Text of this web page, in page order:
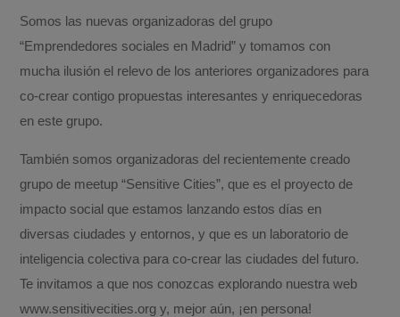
Somos las nuevas organizadoras del grupo
“Emprendedores sociales en Madrid” y tomamos con
mucha ilusión el relevo de los anteriores organizadores para
co-crear contigo propuestas interesantes y enriquecedoras
en este grupo.
También somos organizadoras del recientemente creado
grupo de meetup “Sensitive Cities”, que es el proyecto de
impacto social que estamos lanzando estos días en
diversas ciudades y entornos, y que es un laboratorio de
inteligencia colectiva para co-crear las ciudades del futuro.
Te invitamos a que nos conozcas explorando nuestra web
www.sensitivecities.org y, mejor aún, ¡en persona!